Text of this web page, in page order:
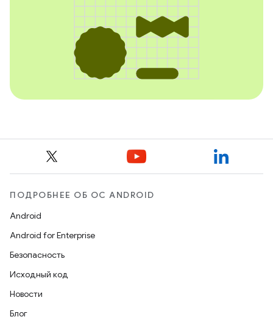
ПОДРОБНЕЕ ОБ ОС ANDROID
Android
Android for Enterprise
Безопасность
Исходный код
Новости
Блог